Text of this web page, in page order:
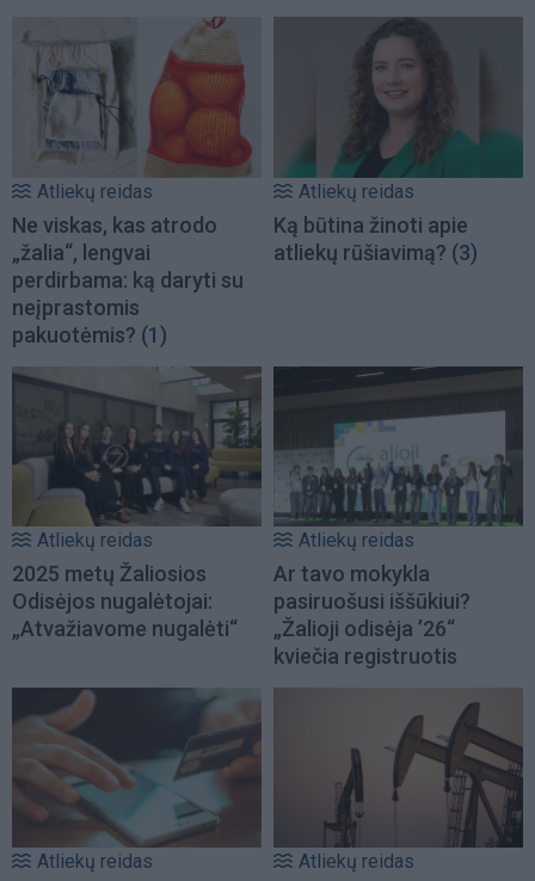
Atliekų reidas
Ne viskas, kas atrodo
„žalia“, lengvai
perdirbama: ką daryti su
neįprastomis
pakuotėmis? (1)
Atliekų reidas
Ką būtina žinoti apie
atliekų rūšiavimą? (3)
Atliekų reidas
2025 metų Žaliosios
Odisėjos nugalėtojai:
„Atvažiavome nugalėti“
Atliekų reidas
Ar tavo mokykla
pasiruošusi iššūkiui?
„Žalioji odisėja ’26“
kviečia registruotis
Atliekų reidas Atliekų reidas